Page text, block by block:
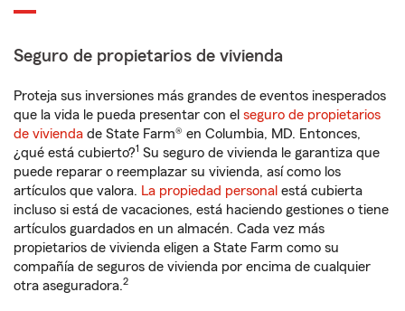
Seguro de propietarios de vivienda
Proteja sus inversiones más grandes de eventos inesperados
que la vida le pueda presentar con el seguro de propietarios
de vivienda de State Farm® en Columbia, MD. Entonces,
¿qué está cubierto?1 Su seguro de vivienda le garantiza que
puede reparar o reemplazar su vivienda, así como los
artículos que valora. La propiedad personal está cubierta
incluso si está de vacaciones, está haciendo gestiones o tiene
artículos guardados en un almacén. Cada vez más
propietarios de vivienda eligen a State Farm como su
compañía de seguros de vivienda por encima de cualquier
otra aseguradora.2